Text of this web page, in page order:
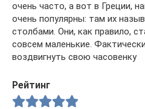
очень часто, а вот в Греции,
очень популярны: там их
столбами. Они, как правило,
совсем маленькие.
воздвигнуть свою часовенку
Рейтинг